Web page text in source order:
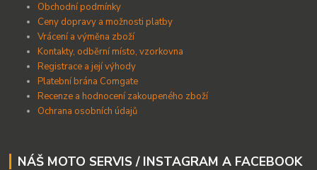
Obchodní podmínky
Ceny dopravy a možnosti platby
Vrácení a výměna zboží
Kontakty, odběrní místo, vzorkovna
Registrace a její výhody
Platební brána Comgate
Recenze a hodnocení zakoupeného zboží
Ochrana osobních údajů
NÁŠ MOTO SERVIS / INSTAGRAM A FACEBOOK